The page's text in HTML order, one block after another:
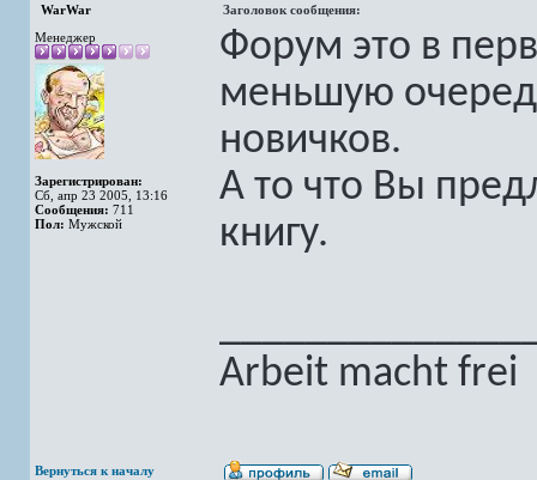
WarWar
Заголовок сообщения:
Менеджер
Зарегистрирован:
Сб, апр 23 2005, 13:16
Сообщения: 711
Пол: Мужской
Форум это в
меньшую
новичков.
А то что Вы
книгу.
Arbeit macht frei
Вернуться к началу